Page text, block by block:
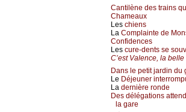
Cantilène des trains
Chameaux
Les chiens
La Complainte de
Confidences
Les cure-dents se
C’est Valence, la belle
Dans le petit jardin du
Le Déjeuner
La dernière ronde
Des délégations
la gare